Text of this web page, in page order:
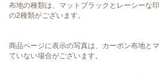
布地の種類は、マットブラックとレーシーな
の2種類がございます。
商品ページに表示の写真は、カーボン布地と
ていない場合がございます。